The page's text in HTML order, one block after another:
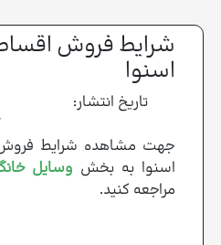
اسنوا
تاریخ انتشار:
جهت مشاهده شرایط فروش
اسنوا به بخش وسایل
مراجعه کنید.